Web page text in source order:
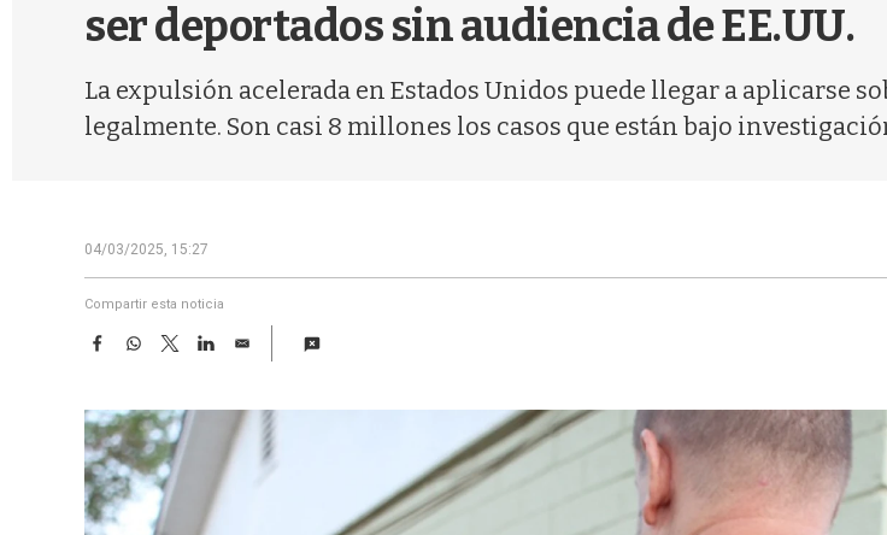
ser deportados sin audiencia de EE.UU.
La expulsión acelerada en Estados Unidos puede llegar a aplicarse
legalmente. Son casi 8 millones los casos que están bajo
04/03/2025, 15:27
Compartir esta noticia
F
e
b
o
o
k
W
t
s
A
p
p
T
w
t
t
e
r
L
k
n
E
i
l